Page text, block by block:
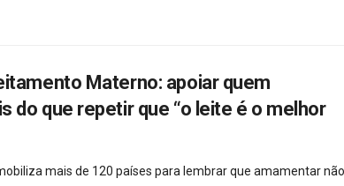
Materno: apoiar quem
do que repetir que “o leite é o melhor
mais de 120 países para lembrar que amamentar